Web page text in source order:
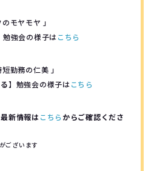
モヤモヤ 」
勉強会の様子はこちら
勤務の仁美 」
】勉強会の様子はこちら
新情報はこちらからご確認くださ
ございます